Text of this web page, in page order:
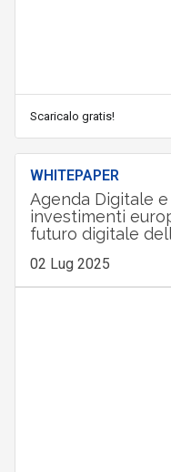
Scaricalo gratis!
WHITEPAPER
Agenda Digitale
investimenti
futuro digitale
02 Lug 2025